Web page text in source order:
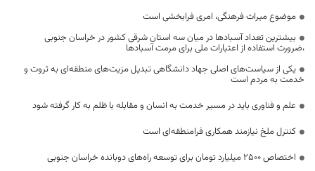
موضوع میراث فرهنگی، امری فرابخشی است
بیشترین تعداد آسبادها در میان سه استان شرقی کشور در خراسان جنوبی
،ضرورت استفاده از اعتبارات ملی برای مرمت آسبادها
یکی از سیاست‌های اصلی جهاد دانشگاهی تبدیل مزیت‌های منطقه‌ای به ثروت و
خدمت به مردم است
علم و فناوری باید در مسیر خدمت به انسان و مقابله با ظلم به کار گرفته شود
کنترل ملخ نیازمند همکاری فرامنطقه‌ای است
اختصاص 2500 میلیارد تومان برای توسعه راه‌های دوبانده خراسان جنوبی